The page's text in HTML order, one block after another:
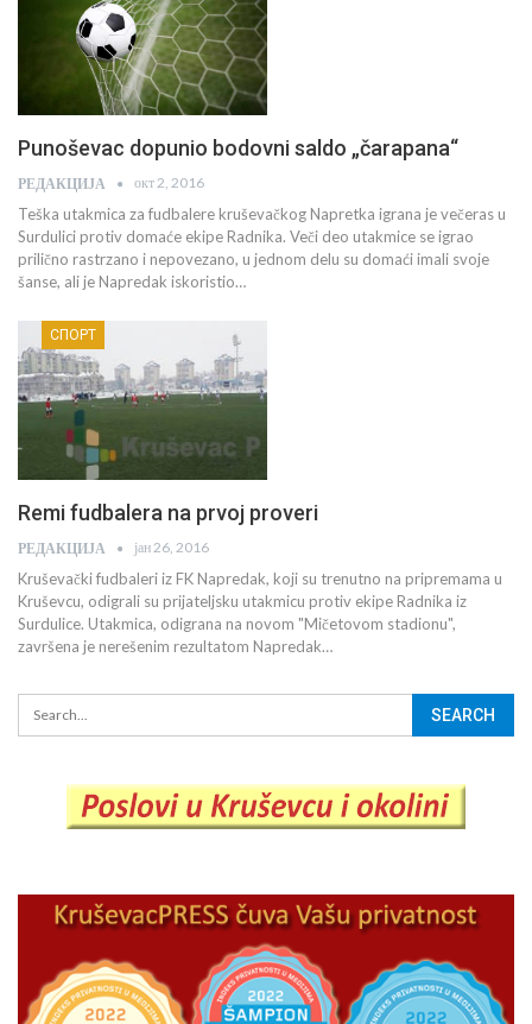
Punoševac dopunio bodovni saldo „čarapana“
РЕДАКЦИЈА окт 2, 2016
Teška utakmica za fudbalere kruševačkog Napretka igrana je večeras u
Surdulici protiv domaće ekipe Radnika. Veči deo utakmice se igrao
prilično rastrzano i nepovezano, u jednom delu su domaći imali svoje
šanse, ali je Napredak iskoristio…
СПОРТ
Remi fudbalera na prvoj proveri
РЕДАКЦИЈА јан 26, 2016
Kruševački fudbaleri iz FK Napredak, koji su trenutno na pripremama u
Kruševcu, odigrali su prijateljsku utakmicu protiv ekipe Radnika iz
Surdulice. Utakmica, odigrana na novom "Mičetovom stadionu",
završena je nerešenim rezultatom Napredak…